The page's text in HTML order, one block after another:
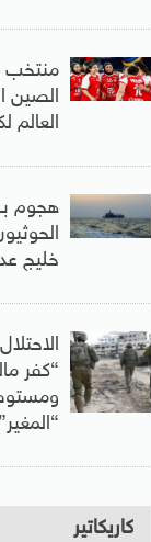
منتخب
الصين
العالم
هجوم
خليج
“كفر
كاريكاتير